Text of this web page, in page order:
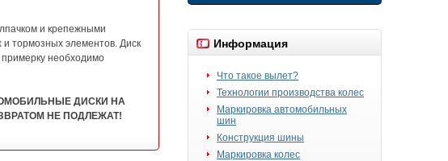
Информация
Что такое вылет?
Технологии производства колес
Маркировка автомобильных
шин
Конструкция шины
Маркировка колес
и крепежными
тормозных элементов. Диск
необходимо
ДИСКИ НА
НЕ ПОДЛЕЖАТ!